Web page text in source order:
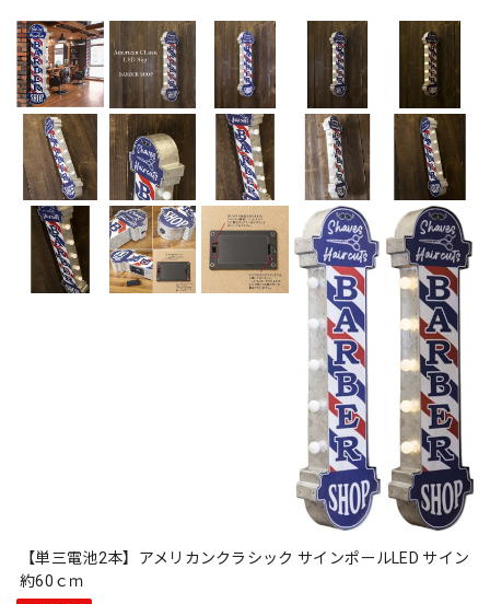
【単三電池2本】アメリカンクラシック サインポールLED サイン
約60ｃｍ